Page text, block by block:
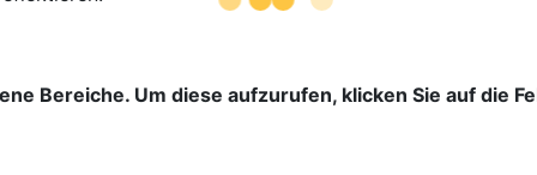
Bereiche. Um diese aufzurufen, klicken Sie auf die